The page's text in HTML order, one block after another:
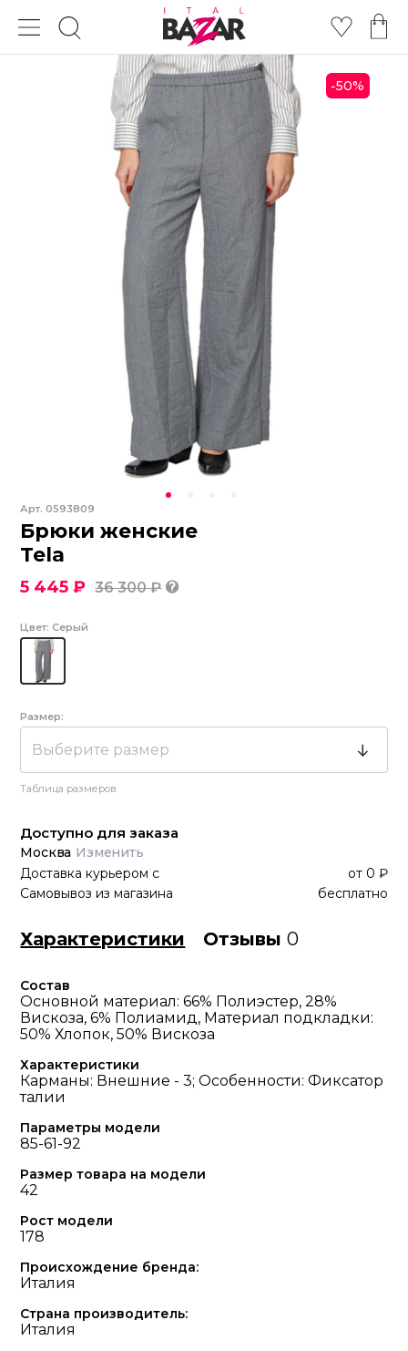
-50%
Арт.0593809
Брюки женские
Tela
5 445 ₽ 36 300 ₽
Цвет: Серый
Размер:
Выберите размер
Таблица размеров
Доступно для заказа
Москва Изменить
Доставка курьером с от 0 ₽
Самовывоз из магазина
бесплатно
Характеристики Отзывы0
Состав
Основной материал: 66% Полиэстер, 28%
Вискоза, 6% Полиамид, Материал подкладки:
50% Хлопок, 50% Вискоза
Характеристики
Карманы: Внешние - 3; Особенности: Фиксатор
талии
Параметры модели
85-61-92
Размер товара на модели
42
Рост модели
178
Происхождение бренда:
Италия
Страна производитель:
Италия